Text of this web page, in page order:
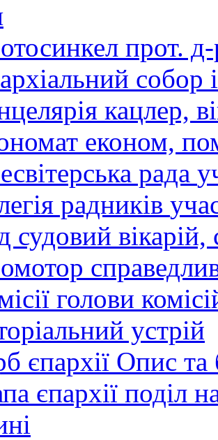
прот.
собор
кацлер,
економ,
рада
радників
судовий вікарій,
голови
устрій
єпархії Опис та
єпархії поділ